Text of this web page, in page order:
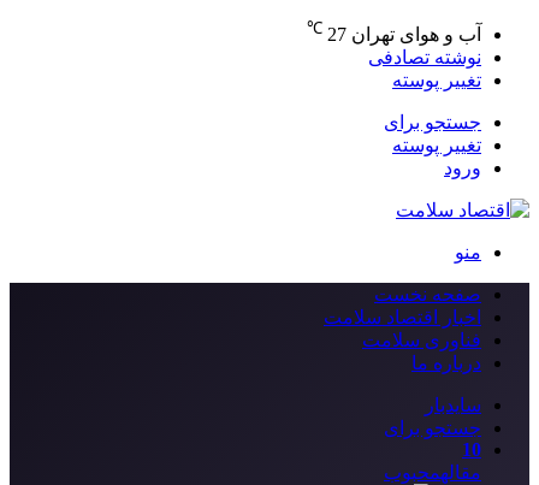
آب و هوای تهران 27
℃
نوشته تصادفی
تغییر پوسته
جستجو برای
تغییر پوسته
ورود
منو
صفحه نخست
اخبار اقتصاد سلامت
فناوری سلامت
درباره ما
سایدبار
جستجو برای
10
مقالهمحبوب